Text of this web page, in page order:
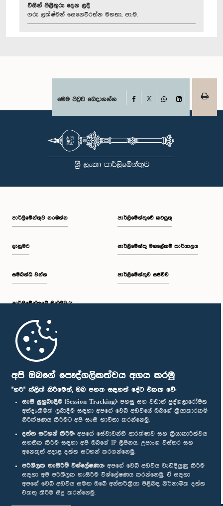
අපි ඔබගේ පෞද්ගලිකත්වය අගය කරමු
"හරි" ක්ලික් කිරීමෙන්, ඔබ පහත සඳහන් දේට එකඟ වේ:
සැසි ලුහුබැඳීම (Session Tracking): පහසු සහ වඩාත් පුද්ගලාරෝපිත
අත්දැකීමක් ලබාදීම සඳහා අපගේ වෙබ් අඩවියේ ඔබගේ ක්‍රියාකාරකම්
නිරීක්ෂණය කිරීමට අපි සැසි භාවිතා කරන්නෙමු.
දත්ත සටහන් කිරීම: අපගේ සේවාවන්හි ආරක්ෂාව සහ ක්‍රියාකාරීත්වය
සහතික කිරීම සඳහා අපි ඔබගේ IP ලිපිනය, උපාංග විස්තර සහ
අනෙකුත් අදාළ දත්ත සටහන් කරගන්නෙමු.
පරිශීලක හැසිරීම් විශ්ලේෂණය: අපගේ වෙබ් අඩවිය වැඩිදියුණු කිරීම
සඳහා අපි පරිශීලක හැසිරීම විශ්ලේෂණය කරන්නෙමු. ඒ සඳහා
අපගේ වෙබ් අඩවිය සමඟ ඔබේ අන්තර්ක්‍රියා පිළිබඳ නිර්නාමික දත්ත
එකතු කිරීම සිදු කරන්නෙමු.
විසින් පිළිතුරු දෙන ලදී
ගරු ලක්ෂ්මන් සෙනෙවිරත්න මහතා, පා.ම.
මෙම පිටුව බෙදාගන්න Facebook
WhatsAppLinkedIn
පාර්ලි‌මේන්තුව නරඹන්න
දැනුමට
සම්බන්ධ වන්න
පාර්ලි‌මේන්තුවේ මන්ත්‍රීවරු
මුල් පිටුව
පාර්ලිමේන්තුවේ කටයුතු
පාර්ලිමේන්තු මහලේකම් කාර්යාලය
පාර්ලිමේන්තුව සජීවීව
පාර්ලිමේන්තු ජංගම යෙදුම
අප හා සම්බන්ධ වී සිටින්න :
සම්මාන
පෞද්ගලිකත්ව ප්‍රතිපත්තිය